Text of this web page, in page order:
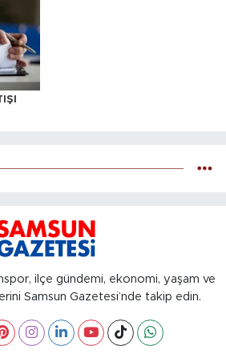
ilçe gündemi, ekonomi, yaşam ve
Samsun Gazetesi’nde takip edin.